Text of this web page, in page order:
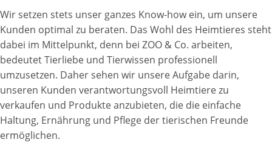
Wir setzen stets unser ganzes Know-how ein, um unsere
Kunden optimal zu beraten. Das Wohl des Heimtieres steht
dabei im Mittelpunkt, denn bei ZOO & Co. arbeiten,
bedeutet Tierliebe und Tierwissen professionell
umzusetzen. Daher sehen wir unsere Aufgabe darin,
unseren Kunden verantwortungsvoll Heimtiere zu
verkaufen und Produkte anzubieten, die die einfache
Haltung, Ernährung und Pflege der tierischen Freunde
ermöglichen.